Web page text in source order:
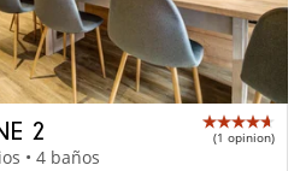
2 (1 opinion)
• 4 baños